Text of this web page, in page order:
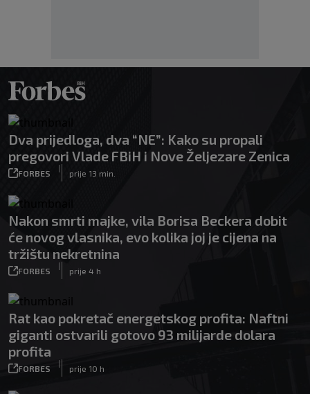
Dva prijedloga, dva “NE”: Kako su propali
pregovori Vlade FBiH i Nove Željezare Zenica
FORBES
|
prije 13 min.
Nakon smrti majke, vila Borisa Beckera dobit
će novog vlasnika, evo kolika joj je cijena na
tržištu nekretnina
FORBES
|
prije 4 h
Rat kao pokretač energetskog profita: Naftni
giganti ostvarili gotovo 93 milijarde dolara
profita
FORBES
|
prije 10 h